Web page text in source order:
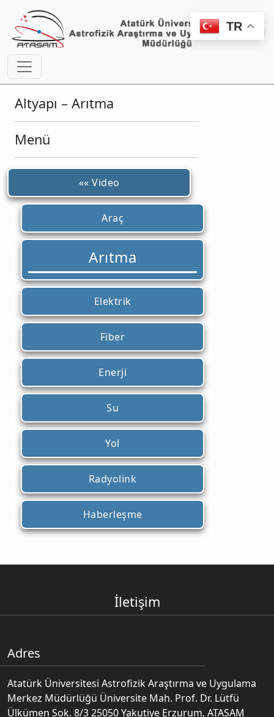
Altyapı – Arıtma
Menü
«« Video
Araç
Arıtma
Elektrik
Fiber
Enerji
Su
Yol
Radyolink
Haberleşme
İletişim
Adres
Atatürk Üniversitesi Astrofizik Araştırma ve Uygulama
Merkez Müdürlüğü Üniversite Mah. Prof. Dr. Lütfü
Ülkümen Sok. 8/3 25050 Yakutiye Erzurum, ATASAM
TR